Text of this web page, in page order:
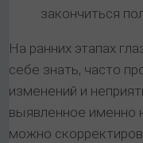
закончиться
На ранних этапах
себе знать, часто
изменений и
выявленное именно
можно